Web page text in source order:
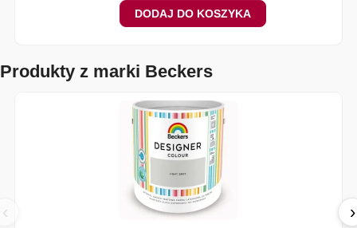
DODAJ DO KOSZYKA
Produkty z marki Beckers
‹ ›